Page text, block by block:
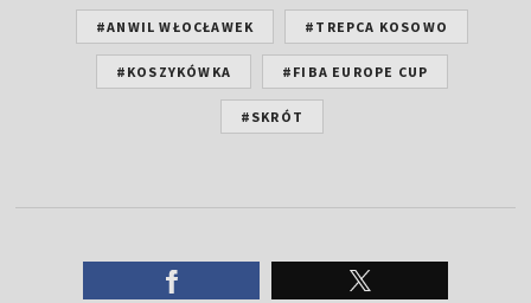
#ANWIL WŁOCŁAWEK #TREPCA KOSOWO
#KOSZYKÓWKA #FIBA EUROPE CUP
#SKRÓT